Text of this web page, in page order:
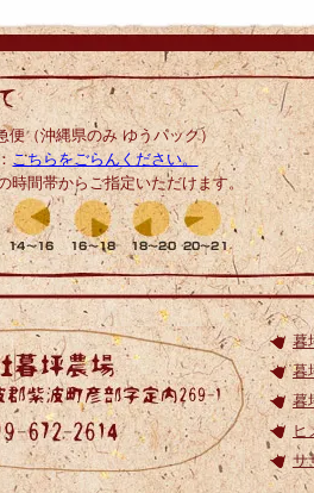
便（沖縄県のみ ゆうパック）
：こちらをごらんください。
時間帯からご指定いただけます。
暮
暮
暮
ヒ
サ